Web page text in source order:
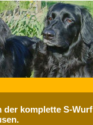
der komplette S-